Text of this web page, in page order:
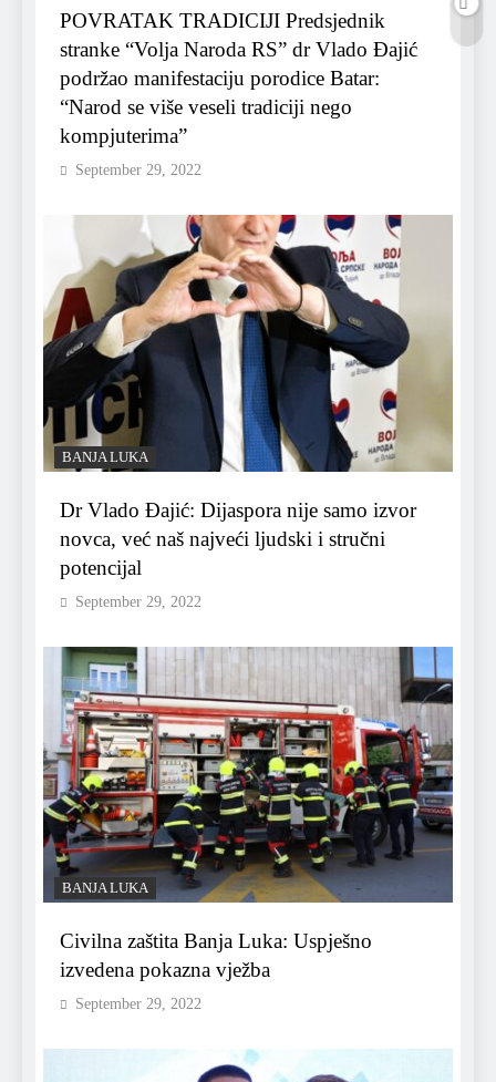
POVRATAK TRADICIJI Predsjednik
stranke “Volja Naroda RS” dr Vlado Đajić
podržao manifestaciju porodice Batar:
“Narod se više veseli tradiciji nego
kompjuterima”
September 29, 2022
BANJA LUKA
Dr Vlado Đajić: Dijaspora nije samo izvor
novca, već naš najveći ljudski i stručni
potencijal
September 29, 2022
BANJA LUKA
Civilna zaštita Banja Luka: Uspješno
izvedena pokazna vježba
September 29, 2022